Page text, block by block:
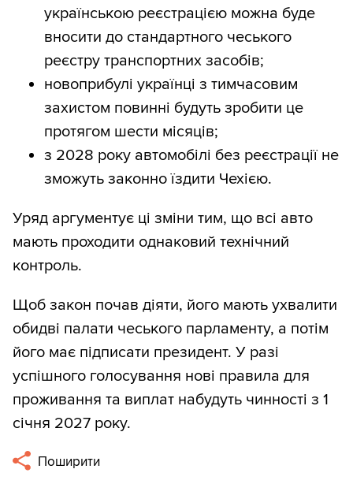
українською реєстрацією можна буде
вносити до стандартного чеського
реєстру транспортних засобів;
новоприбулі українці з тимчасовим
захистом повинні будуть зробити це
протягом шести місяців;
з 2028 року автомобілі без реєстрації не
зможуть законно їздити Чехією.
Уряд аргументує ці зміни тим, що всі авто
мають проходити однаковий технічний
контроль.
Щоб закон почав діяти, його мають ухвалити
обидві палати чеського парламенту, а потім
його має підписати президент. У разі
успішного голосування нові правила для
проживання та виплат набудуть чинності з 1
січня 2027 року.
Поширити